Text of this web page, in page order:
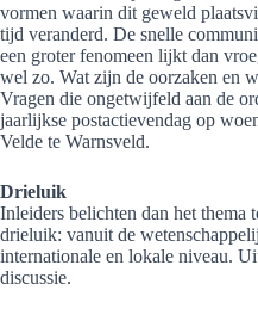
vormen waarin dit geweld
tijd veranderd. De snelle
een groter fenomeen lijkt dan
wel zo. Wat zijn de oorzaken en
Vragen die ongetwijfeld aan de
jaarlijkse postactievendag op
Velde te Warnsveld.
Drieluik
Inleiders belichten dan het thema
drieluik: vanuit de
internationale en lokale niveau.
discussie.